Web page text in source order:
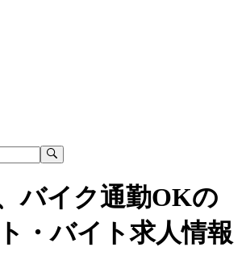
バイク通勤OKの
・バイト求人情報